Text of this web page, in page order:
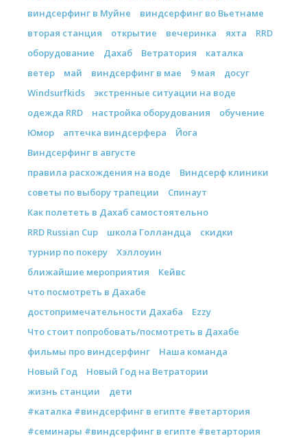
виндсерфинг в Муйне
виндсерфинг во Вьетнаме
вторая станция
открытие вечеринка яхта
RRD
оборудование
Дахаб Ветратория
каталка
ветер
май виндсерфинг в мае 9 мая
досуг
Windsurfkids
экстренные ситуации на воде
одежда RRD
настройка оборудования
обучение
Юмор
аптечка виндсерфера
Йога
Виндсерфинг в августе
правила расхождения на воде
Виндсерф клиники
советы по выбору трапеции
Спинаут
Как полететь в Дахаб самостоятельно
RRD Russian Cup
школа Голландца
скидки
турнир по покеру
Хэллоуин
ближайшие мероприятия
Кейвс
что посмотреть в Дахабе
достопримечательности Дахаба
Ezzy
Что стоит попробовать/посмотреть в Дахабе
фильмы про виндсерфинг
Наша команда
Новый Год
Новый Год на Ветратории
жизнь станции
дети
#каталка #виндсерфинг в египте #ветартория
#семинары #виндсерфинг в египте #ветартория